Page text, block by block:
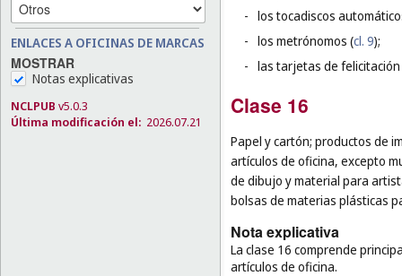
ENLACES A OFICINAS DE MARCAS
MOSTRAR
Notas explicativas
NCLPUB v5.0.3
Última modificación el: 2026.07.21
- los tocadiscos
- los metrónomos (cl. 9);
- las tarjetas de felicitación
Clase 16
Papel y cartón; productos de
artículos de oficina, excepto
de dibujo y material para
bolsas de materias plásticas
Nota explicativa
La clase 16 comprende
artículos de oficina.